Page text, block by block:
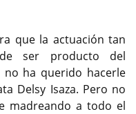
que la actuación tan
ser producto del
ha querido hacerle
Delsy Isaza. Pero no
madreando a todo el